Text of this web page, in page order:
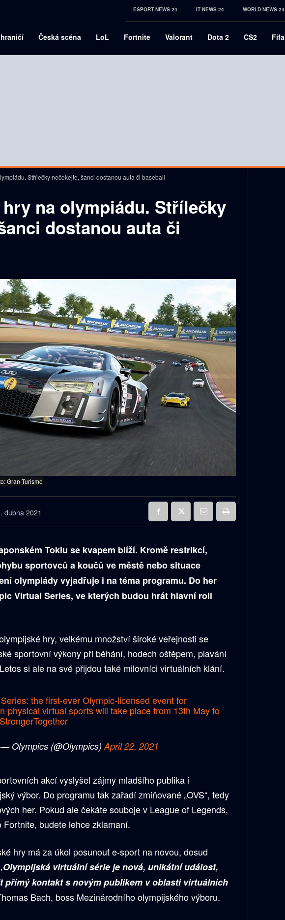
ESPORT NEWS 24 IT NEWS 24 WORLD NEWS 24
Česká scéna LoL Fortnite Valorant Dota 2 CS2 Fifa
Střílečky nečekejte, šanci dostanou auta či baseball
na olympiádu. Střílečky
dostanou auta či
Gran Turismo
dubna 2021
Tokiu se kvapem blíží. Kromě restrikcí,
sportovců a koučů ve městě nebo situace
olympiády vyjadřuje i na téma programu. Do her
Virtual Series, ve kterých budou hrát hlavní roli
hry, velkému množství široké veřejnosti se
sportovní výkony při běhání, hodech oštěpem, plavání
si ale na své přijdou také milovníci virtuálních klání.
the first-ever Olympic-licensed event for
physical virtual sports will take place from 13th May to
— Olympics (@Olympics)April 22, 2021
akcí vyslyšel zájmy mladšího publika i
výbor. Do programu tak zařadí zmiňované „OVS“, tedy
her. Pokud ale čekáte souboje v League of Legends,
Fortnite, budete lehce zklamaní.
hry má za úkol posunout e-sport na novou, dosud
virtuální série je nová, unikátní událost,
přímý kontakt s novým publikem v oblasti virtuálních
Bach, boss Mezinárodního olympijského výboru.